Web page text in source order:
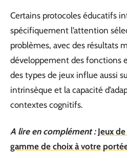
Certains protocoles éducatifs
spécifiquement l’attention
problèmes, avec des résultats
développement des fonctions
des types de jeux influe aussi
intrinsèque et la capacité
contextes cognitifs.
A lire en complément : Jeux
gamme de choix à votre